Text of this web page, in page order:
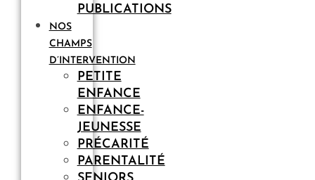
PUBLICATIONS
NOS
CHAMPS
D’INTERVENTION
PETITE
ENFANCE
ENFANCE-
JEUNESSE
PRÉCARITÉ
PARENTALITÉ